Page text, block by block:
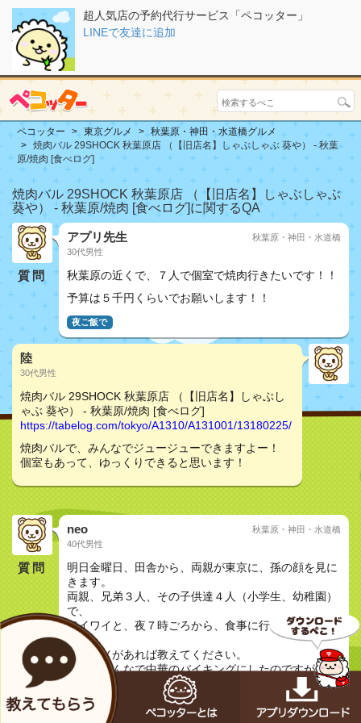
超人気店の予約代行サービス「ペコッター」
LINEで友達に追加
ペコッター 東京グルメ
秋葉原・神田・水道橋グルメ
焼肉バル 29SHOCK 秋葉原店 （【旧店名】しゃぶしゃぶ 葵や） - 秋葉
原/焼肉 [食べログ]
焼肉バル 29SHOCK 秋葉原店 （【旧店名】しゃぶしゃぶ
葵や） - 秋葉原/焼肉 [食べログ]に関するQA
質問
アプリ先生
30代男性
秋葉原・神田・水道橋
秋葉原の近くで、７人で個室で焼肉行きたいです！！
予算は５千円くらいでお願いします！！
夜ご飯で
陸
30代男性
焼肉バル 29SHOCK 秋葉原店 （【旧店名】しゃぶし
ゃぶ 葵や） - 秋葉原/焼肉 [食べログ]
https://tabelog.com/tokyo/A1310/A131001/13180225/
焼肉バルで、みんなでジュージューできますよー！
個室もあって、ゆっくりできると思います！
質問
neo
40代男性
秋葉原・神田・水道橋
明日金曜日、田舎から、両親が東京に、孫の顔を見に
きます。
両親、兄弟３人、その子供達４人（小学生、幼稚園）
で、
ワイワイと、夜７時ごろから、食事に行きたいのです
が、
オススメがあれば教えてください。
前回、みんなで中華のバイキングにしたのですが、好
評でした。バイキング系でなくてもokです
子連れです 夜ご飯で